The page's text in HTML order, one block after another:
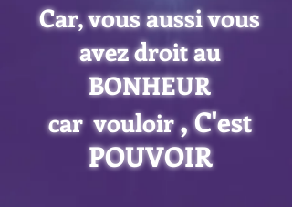
Car, vous aussi vous
avez droit au
BONHEUR
car vouloir,C'est
POUVOIR